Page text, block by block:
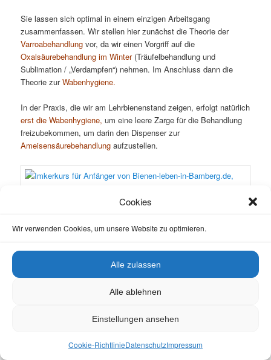
Cookies
Wir verwenden Cookies, um unsere Website zu optimieren.
Alle zulassen
Alle ablehnen
Einstellungen ansehen
Cookie-RichtlinieDatenschutzImpressum
Sie lassen sich optimal in einem einzigen Arbeitsgang
zusammenfassen. Wir stellen hier zunächst die Theorie der
Varroabehandlung vor, da wir einen Vorgriff auf die
Oxalsäurebehandlung im Winter(Träufelbehandlung und
Sublimation / „Verdampfen“) nehmen. Im Anschluss dann die
Theorie zurWabenhygiene.
In der Praxis, die wir am Lehrbienenstand zeigen, erfolgt natürlich
erst die Wabenhygiene, um eine leere Zarge für die Behandlung
freizubekommen, um darin den Dispenser zur
Ameisensäurebehandlung aufzustellen.
die allerdings erst im Winter stattfinden wird. Doch im Sommer
lässt sich der Theorie doch angenehmer lauschen als später im
also dann, wenn es ein paar Tage lang hintereinander gefroren
es auch am Behandlungstag selbst (bei der Träufelbehandlung)